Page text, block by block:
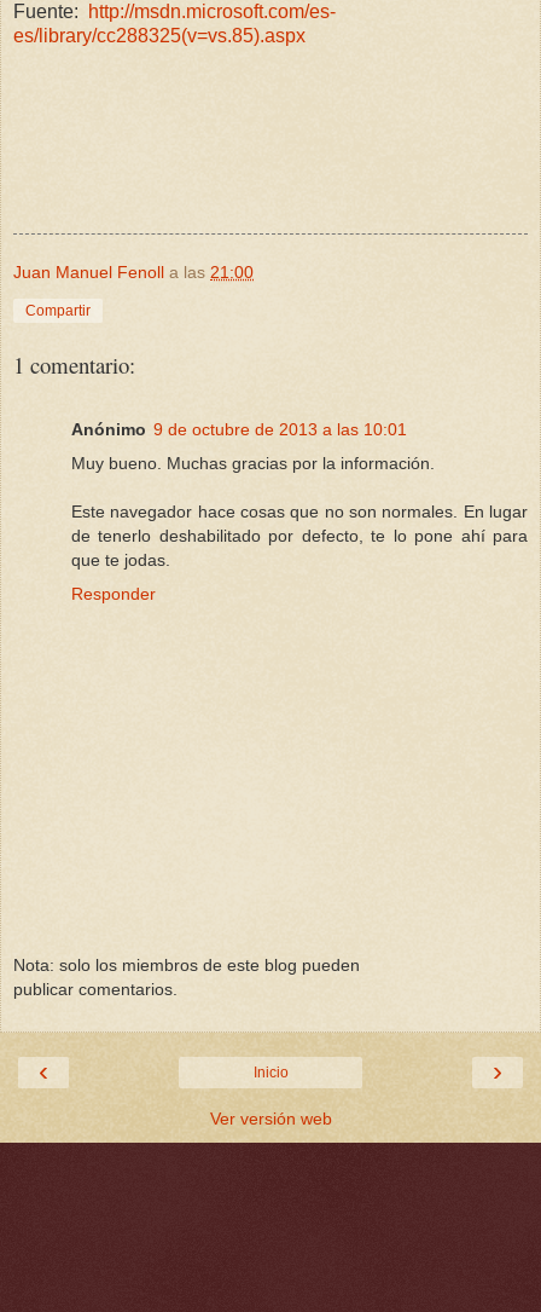
Fuente:
http://msdn.microsoft.com/es-
es/library/cc288325(v=vs.85).aspx
Juan Manuel Fenoll a las 21:00
Compartir
1 comentario:
Anónimo 9 de octubre de 2013 a las 10:01
Muy bueno. Muchas gracias por la información.
Este navegador hace cosas que no son normales. En lugar
de tenerlo deshabilitado por defecto, te lo pone ahí para
que te jodas.
Responder
Nota: solo los miembros de este blog pueden
publicar comentarios.
‹ ›
Inicio
Ver versión web